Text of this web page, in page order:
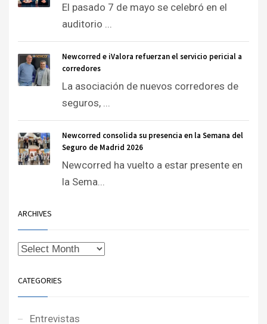
El pasado 7 de mayo se celebró en el
auditorio ...
Newcorred e iValora refuerzan el servicio pericial a
corredores
La asociación de nuevos corredores de
seguros, ...
Newcorred consolida su presencia en la Semana del
Seguro de Madrid 2026
Newcorred ha vuelto a estar presente en
la Sema...
ARCHIVES
CATEGORIES
Entrevistas